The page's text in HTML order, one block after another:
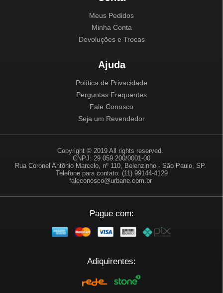
Meus Pedidos
Minha Conta
Devoluções e Trocas
Ajuda
Política de Privacidade
Perguntas Frequentes
Fale Conosco
Seja um Revendedor
Copyright © 2019 All rights reserved.
CNPJ: 29.059.200/0001-00
Rua Coronel Antônio Marcelo, nº 110, Belenzinho - São Paulo, SP.
Telefone para contato: (11) 99144-4129
faleconosco@urbane.com.br
Pague com:
Adiquirentes: